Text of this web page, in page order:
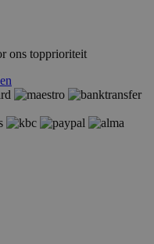
ons topprioriteit